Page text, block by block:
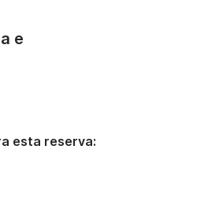
e
esta reserva: